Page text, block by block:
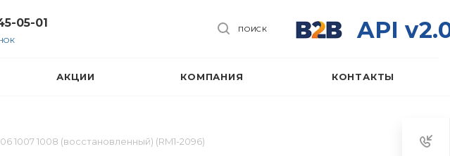
05-01 API
ПОИСК
АКЦИИ КОМПАНИЯ КОНТАКТЫ
1007 1008 (восстановленный) (RM1-2096)